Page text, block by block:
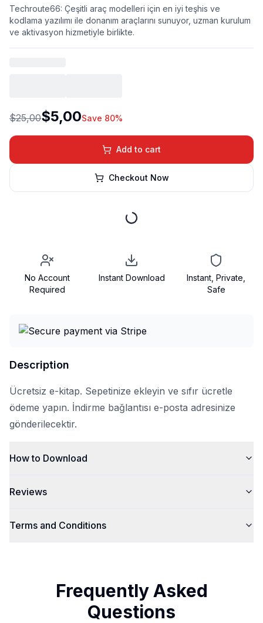
Techroute66: Çeşitli araç modelleri için en iyi teşhis ve
kodlama yazılımı ile donanım araçlarını sunuyor, uzman kurulum
ve aktivasyon hizmetiyle birlikte.
$25,00$5,00Save 80%
Add to cart
Checkout Now
No Account
Required
Instant Download
Instant, Private,
Safe
Description
Ücretsiz e-kitap. Sepetinize ekleyin ve sıfır ücretle
ödeme yapın. İndirme bağlantısı e-posta adresinize
gönderilecektir.
How to Download
Reviews
Terms and Conditions
Frequently Asked
Questions